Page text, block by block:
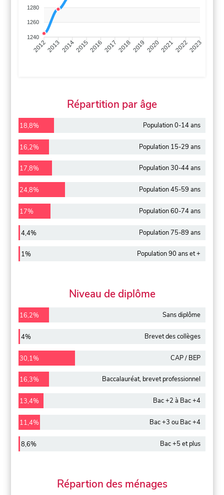
1280
1260
1240
201220132014201520162017 20182019 2020202120222023
Répartition par âge
18,8% Population 0-14 ans
16,2% Population 15-29 ans
17,8% Population 30-44 ans
24,8% Population 45-59 ans
17% Population 60-74 ans
4,4% Population 75-89 ans
1% Population 90 ans et +
Niveau de diplôme
16,2% Sans diplôme
4% Brevet des collèges
30,1% CAP / BEP
16,3% Baccalauréat, brevet professionnel
13,4% Bac +2 à Bac +4
11,4% Bac +3 ou Bac +4
8,6% Bac +5 et plus
Répartion des ménages